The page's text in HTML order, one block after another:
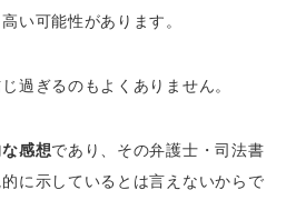
い可能性があります。
過ぎるのもよくありません。
感想であり、その弁護士・司法書
に示しているとは言えないからで